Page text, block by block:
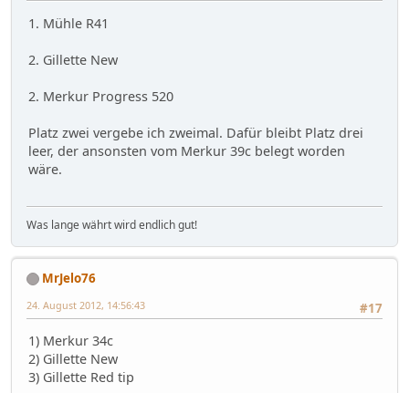
1. Mühle R41
2. Gillette New
2. Merkur Progress 520
Platz zwei vergebe ich zweimal. Dafür bleibt Platz drei
leer, der ansonsten vom Merkur 39c belegt worden
wäre.
Was lange währt wird endlich gut!
MrJelo76
#17
24. August 2012, 14:56:43
1) Merkur 34c
2) Gillette New
3) Gillette Red tip